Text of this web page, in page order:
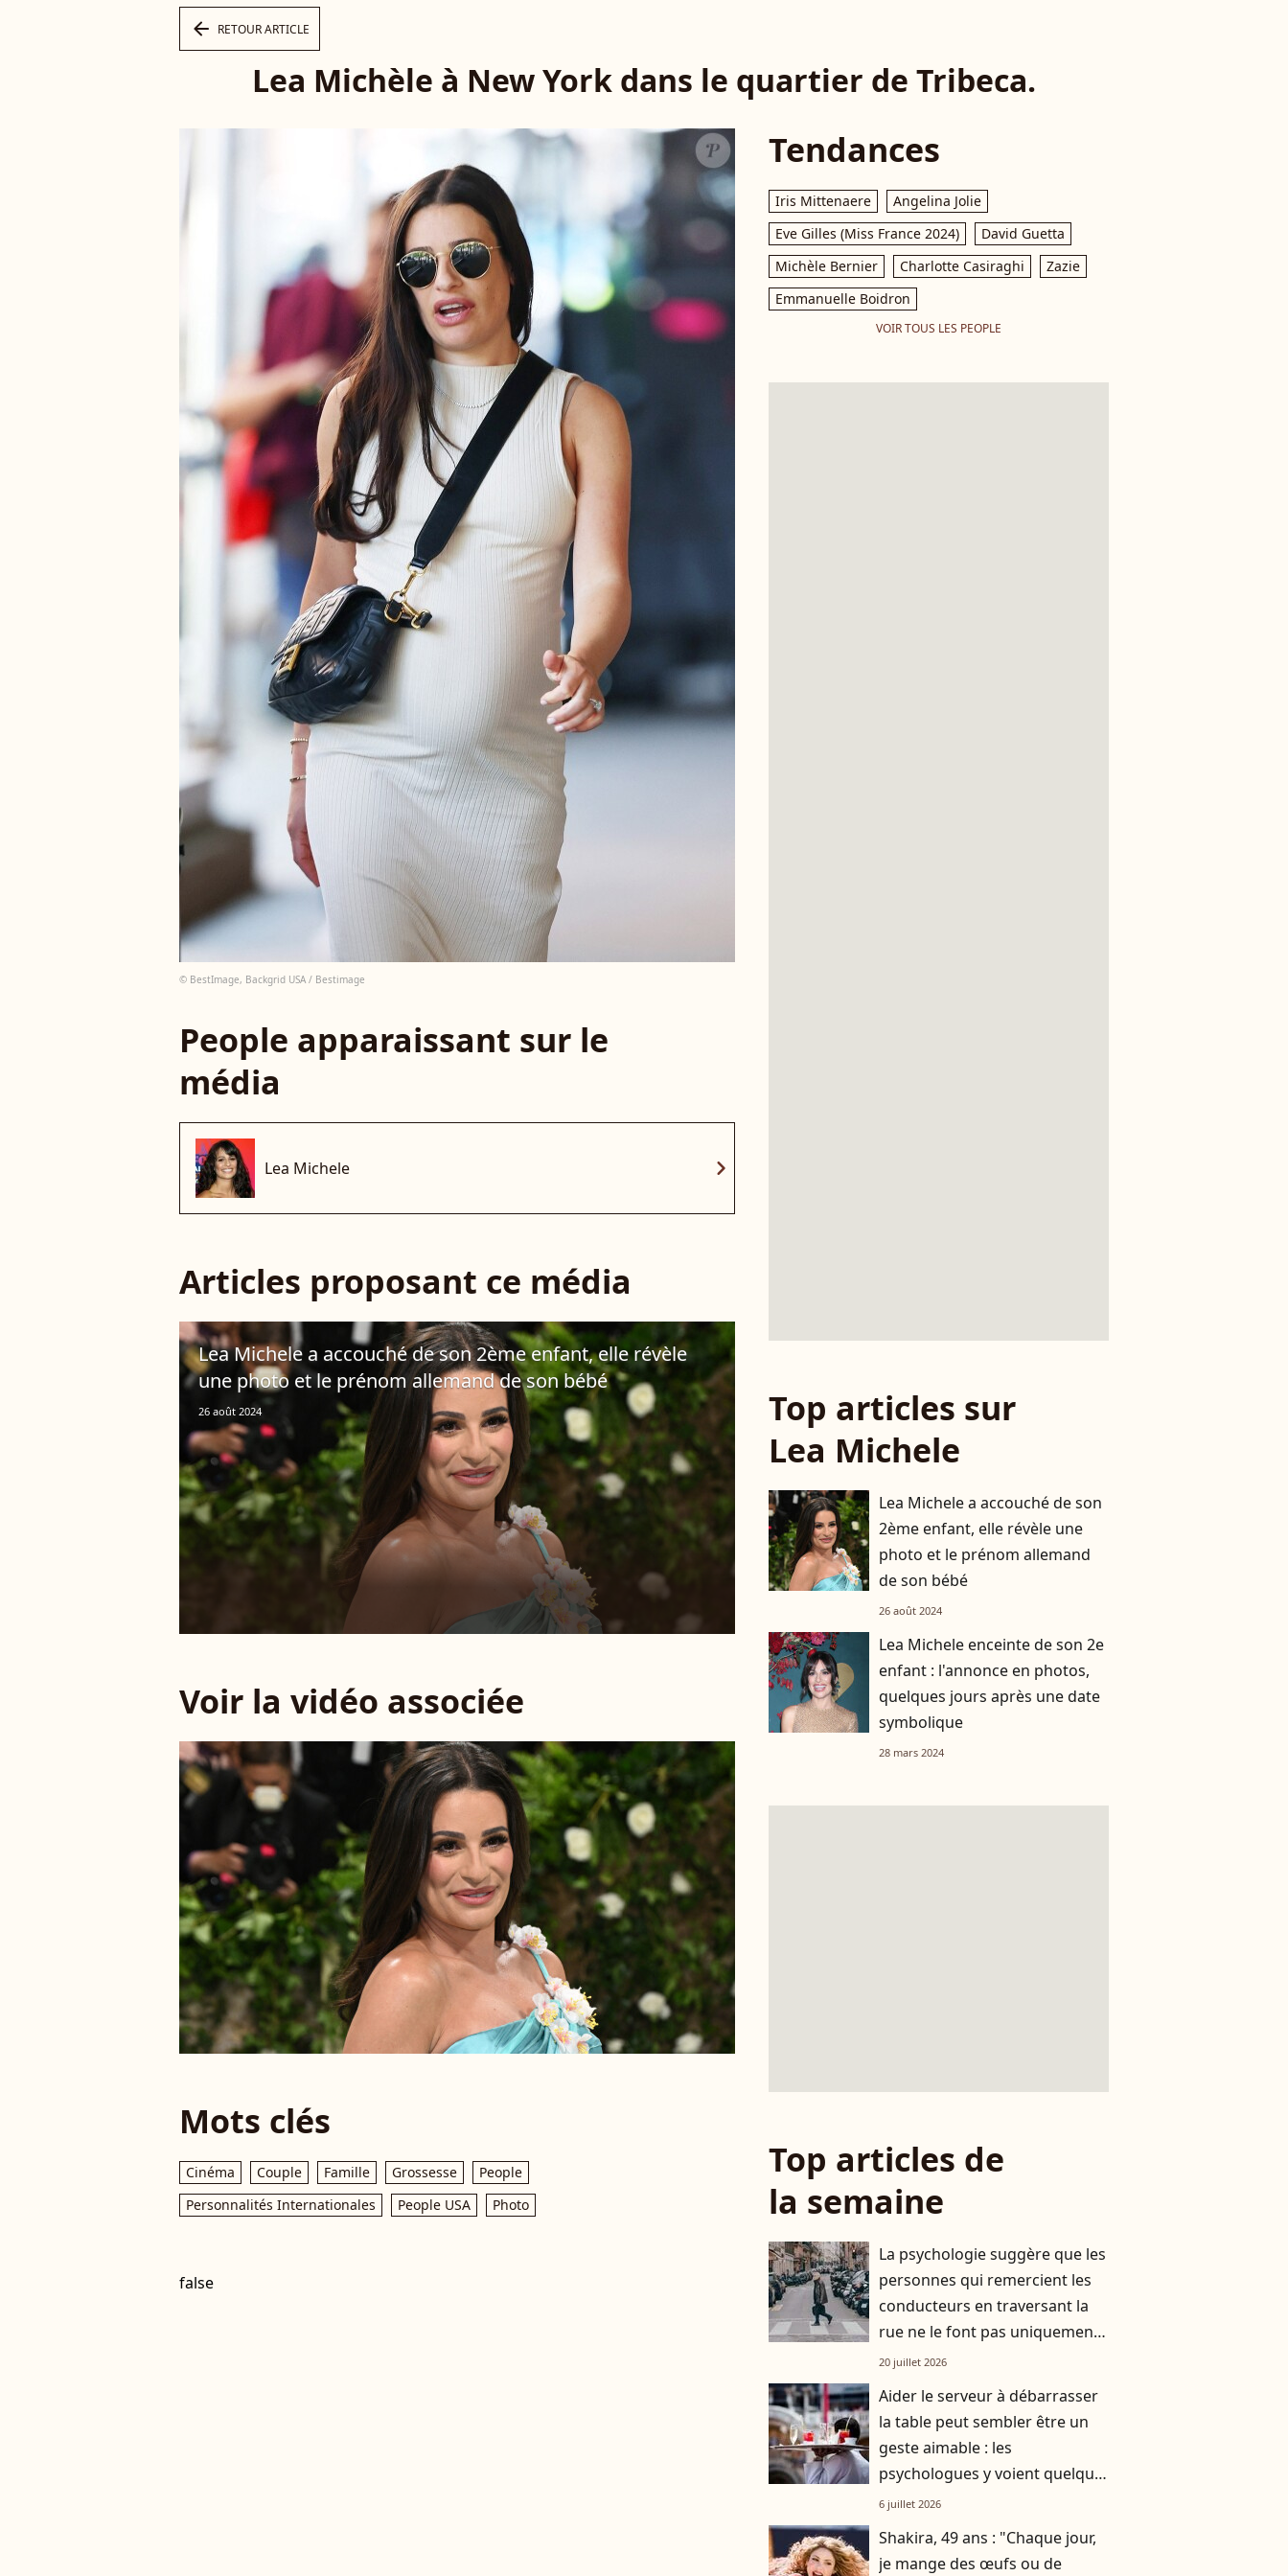
arrow_left RETOUR ARTICLE
Lea Michèle à New York dans le quartier de Tribeca.
© BestImage, Backgrid USA / Bestimage
People apparaissant sur le
média
Lea Michele chevron_right
Articles proposant ce média
Lea Michele a accouché de son 2ème enfant, elle révèle
une photo et le prénom allemand de son bébé
26 août 2024
Voir la vidéo associée
Mots clés
Cinéma Couple Famille Grossesse
People
Personnalités Internationales
People USA Photo
false
Tendances
Iris Mittenaere
Angelina Jolie
Eve Gilles (Miss France 2024)
David Guetta
Michèle Bernier
Charlotte Casiraghi
Zazie
Emmanuelle Boidron
VOIR TOUS LES PEOPLE
Top articles sur
Lea Michele
Lea Michele a accouché de son
2ème enfant, elle révèle une
photo et le prénom allemand
de son bébé
26 août 2024
Lea Michele enceinte de son 2e
enfant : l'annonce en photos,
quelques jours après une date
symbolique
28 mars 2024
Top articles de
la semaine
La psychologie suggère que les
personnes qui remercient les
conducteurs en traversant la
rue ne le font pas uniquement
par gratitude
20 juillet 2026
Aider le serveur à débarrasser
la table peut sembler être un
geste aimable : les
psychologues y voient quelque
chose de bien plus profond.
6 juillet 2026
Shakira, 49 ans : "Chaque jour,
je mange des œufs ou de